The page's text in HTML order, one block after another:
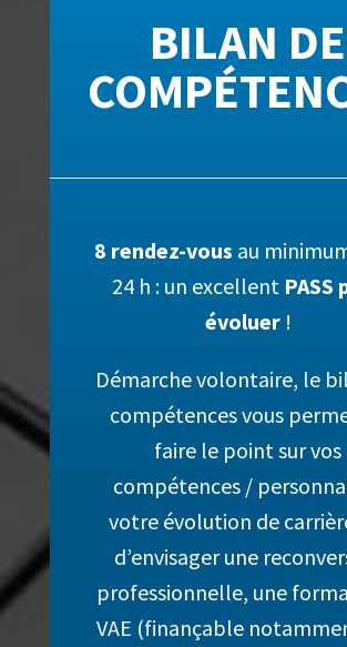
BILAN DE
8 rendez-vous au
24 h : un excellent PASS
évoluer!
Démarche volontaire, le
compétences vous
faire le point sur vos
compétences /
votre évolution de
d’envisager une
professionnelle, une
VAE (finançable